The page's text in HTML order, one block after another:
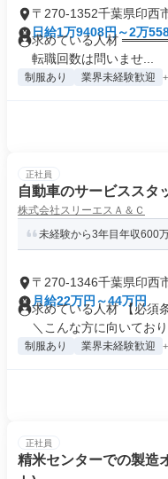
〒270-1352千葉県印西
日給1万9408円～2万
求めている人材
転職回数は問いませ...
制服あり 業界未経験歓迎
正社員
自動車のサービススタ
株式会社スリーエスＡ＆Ｃ
未経験から3年目年収600
〒270-1346千葉県印西
月給22万円～44万円
求めている人材 【必須
＼こんな方に向いており
制服あり 業界未経験歓迎
正社員
精米センターでの製造